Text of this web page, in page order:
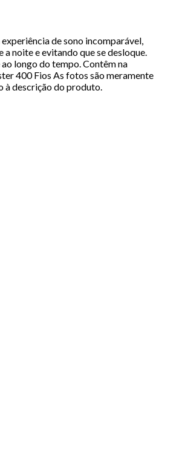
de sono incomparável,
noite e evitando que se desloque.
longo do tempo. Contêm na
400 Fios As fotos são meramente
à descrição do produto.